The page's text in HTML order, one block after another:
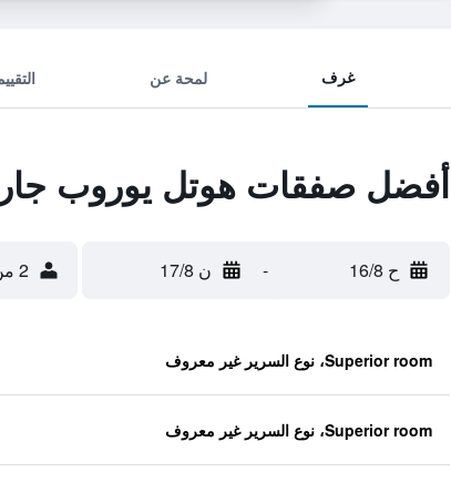
غرف لمحة عن
أفضل صفقات هوتل يوروب
ح 16/8 - ن 17/8 2 من الضيوف، غرفة واحدة
Superior room، نوع السرير غير معروف
Superior room، نوع السرير غير معروف